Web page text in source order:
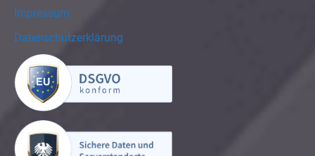
Impressum
Datenschutzerklärung